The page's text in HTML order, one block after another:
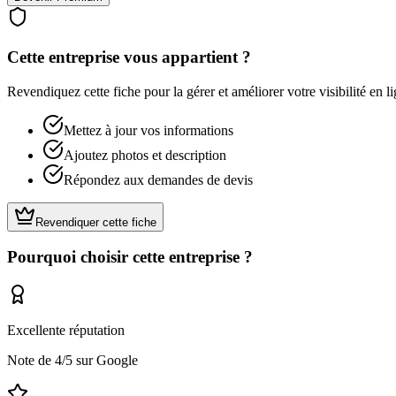
Cette entreprise vous appartient ?
Revendiquez cette fiche pour la gérer et améliorer votre visibilité en
Mettez à jour vos informations
Ajoutez photos et description
Répondez aux demandes de devis
Revendiquer cette fiche
Pourquoi choisir cette entreprise ?
Excellente réputation
Note de 4/5 sur Google